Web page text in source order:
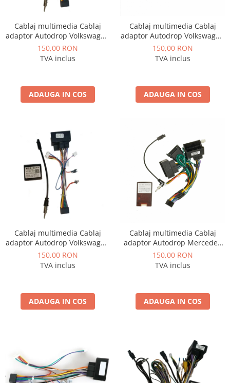
Cablaj multimedia Cablaj
adaptor Autodrop Volkswagen
Passat B6/B7/CC (2011-2015)
pentru Navigații multimedia
150,00 RON
TVA inclus
ADAUGA IN COS
Cablaj multimedia Cablaj
adaptor Autodrop Volkswagen
Touareg (2011-2017) pentru
Navigații multimedia Android
150,00 RON
TVA inclus
ADAUGA IN COS
Cablaj multimedia Cablaj
adaptor Autodrop Volkswagen
Touran (2004-2008) pentru
Navigații multimedia Android
150,00 RON
TVA inclus
ADAUGA IN COS
Cablaj multimedia Cablaj
adaptor Autodrop Mercedes
Benz Sprinter, Viano, Vito, A/B
Class, Crafter
150,00 RON
TVA inclus
ADAUGA IN COS